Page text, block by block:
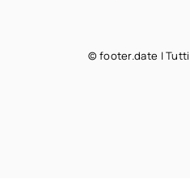
© footer.date |